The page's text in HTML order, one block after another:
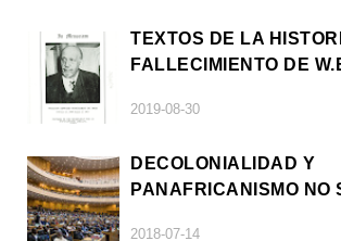
TEXTOS DE LA
FALLECIMIENTO DE
2019-08-30
DECOLONIALIDAD Y
PANAFRICANISMO NO
2018-07-14